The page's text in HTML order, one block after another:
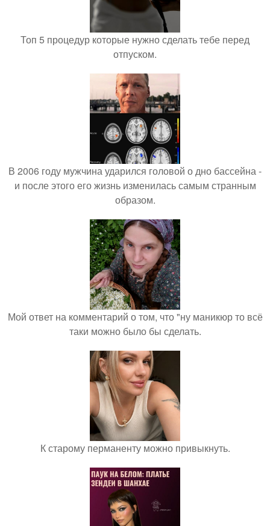
Топ 5 процедур которые нужно сделать тебе перед
отпуском.
В 2006 году мужчина ударился головой о дно бассейна -
и после этого его жизнь изменилась самым странным
образом.
Мой ответ на комментарий о том, что "ну маникюр то всё
таки можно было бы сделать.
К старому перманенту можно привыкнуть.